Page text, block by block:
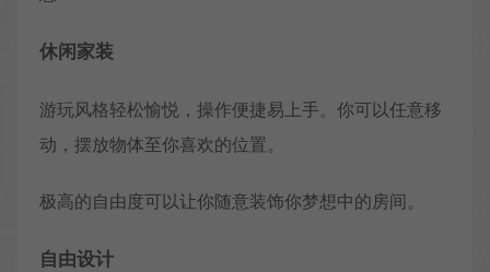
休闲家装
游玩风格轻松愉悦，操作便捷易上手。你可以任意移
动，摆放物体至你喜欢的位置。
极高的自由度可以让你随意装饰你梦想中的房间。
自由设计